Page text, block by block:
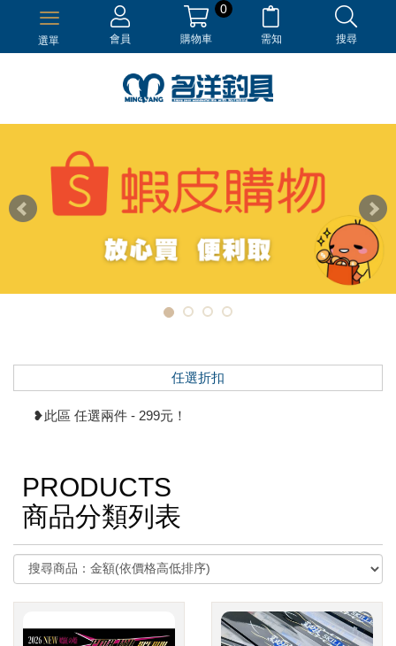
選單 會員 購物車
0
需知 搜尋
任選折扣
❥此區 任選兩件 - 299元！
PRODUCTS
商品分類列表